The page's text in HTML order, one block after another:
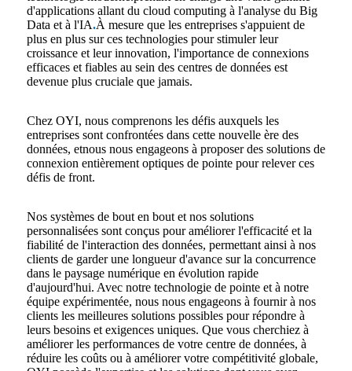
d'applications allant du cloud computing à l'analyse du Big
Data et à l'IA.À mesure que les entreprises s'appuient de
plus en plus sur ces technologies pour stimuler leur
croissance et leur innovation, l'importance de connexions
efficaces et fiables au sein des centres de données est
devenue plus cruciale que jamais.
Chez OYI, nous comprenons les défis auxquels les
entreprises sont confrontées dans cette nouvelle ère des
données, etnous nous engageons à proposer des solutions de
connexion entièrement optiques de pointe pour relever ces
défis de front.
Nos systèmes de bout en bout et nos solutions
personnalisées sont conçus pour améliorer l'efficacité et la
fiabilité de l'interaction des données, permettant ainsi à nos
clients de garder une longueur d'avance sur la concurrence
dans le paysage numérique en évolution rapide
d'aujourd'hui. Avec notre technologie de pointe et à notre
équipe expérimentée, nous nous engageons à fournir à nos
clients les meilleures solutions possibles pour répondre à
leurs besoins et exigences uniques. Que vous cherchiez à
améliorer les performances de votre centre de données, à
réduire les coûts ou à améliorer votre compétitivité globale,